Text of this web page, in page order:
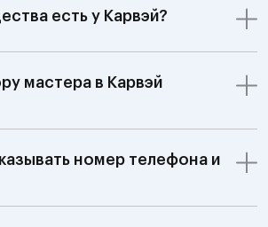
есть у Карвэй?
мастера в Карвэй
номер телефона и